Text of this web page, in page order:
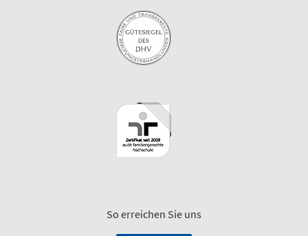
So erreichen Sie uns